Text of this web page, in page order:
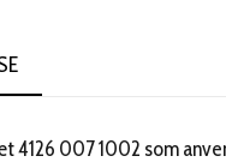
4126 007 1002 som